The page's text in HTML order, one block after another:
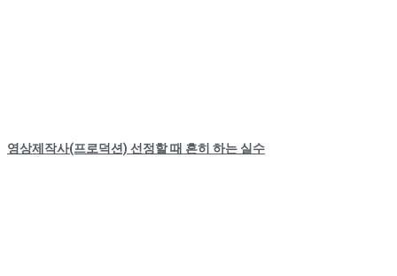
영상제작사(프로덕션) 선정할 때 흔히 하는 실수